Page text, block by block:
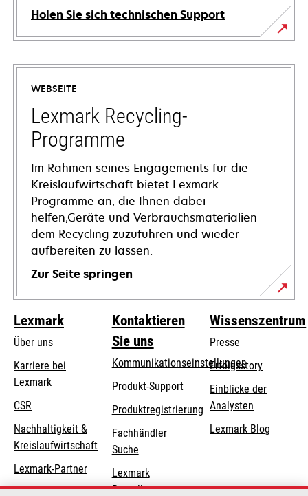
Holen Sie sich technischen Support
wird
in
neuen
Registerkarte
geöffnet
WEBSEITE
Lexmark Recycling-
Programme
Im Rahmen seines Engagements für die
Kreislaufwirtschaft bietet Lexmark
Programme an, die Ihnen dabei
helfen,Geräte und Verbrauchsmaterialien
dem Recycling zuzuführen und wieder
aufbereiten zu lassen.
Zur Seite springen
Lexmark
Über uns
Karriere bei
Lexmark
CSR
Nachhaltigkeit &
Kreislaufwirtschaft
Lexmark-Partner
Kontaktieren
Sie uns
Kommunikationseinstellungen
wird
in
einer
neuen
Registerkarte
geöffnet
Produkt-Supportwird
einer
neuen
Produktregistrierung
Fachhändler
Suche
Lexmark
Bestellungen
Wissenszentrum
Presse
Erfolgsstory
Einblicke der
Analysten
Lexmark Blog